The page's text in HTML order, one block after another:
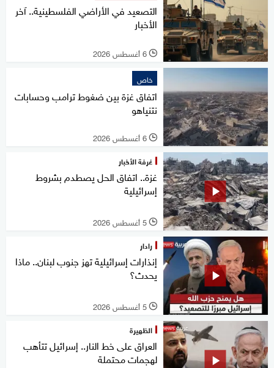
التصعيد في الأراضي الفلسطينية.. آخر
الأخبار
l 6 أغسطس 2026
خاص
اتفاق غزة بين ضغوط ترامب وحسابات
نتنياهو
l 6 أغسطس 2026
غرفة الأخبار
غزة.. اتفاق الحل يصطدم بشروط
إسرائيلية
l 5 أغسطس 2026
رادار
إنذارات إسرائيلية تهز جنوب لبنان.. ماذا
يحدث؟
l 5 أغسطس 2026
الظهيرة
العراق على خط النار.. إسرائيل تتأهب
لهجمات محتملة